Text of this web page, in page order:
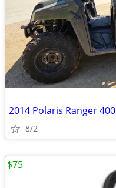
2014 Polaris Ranger
8/2
$75